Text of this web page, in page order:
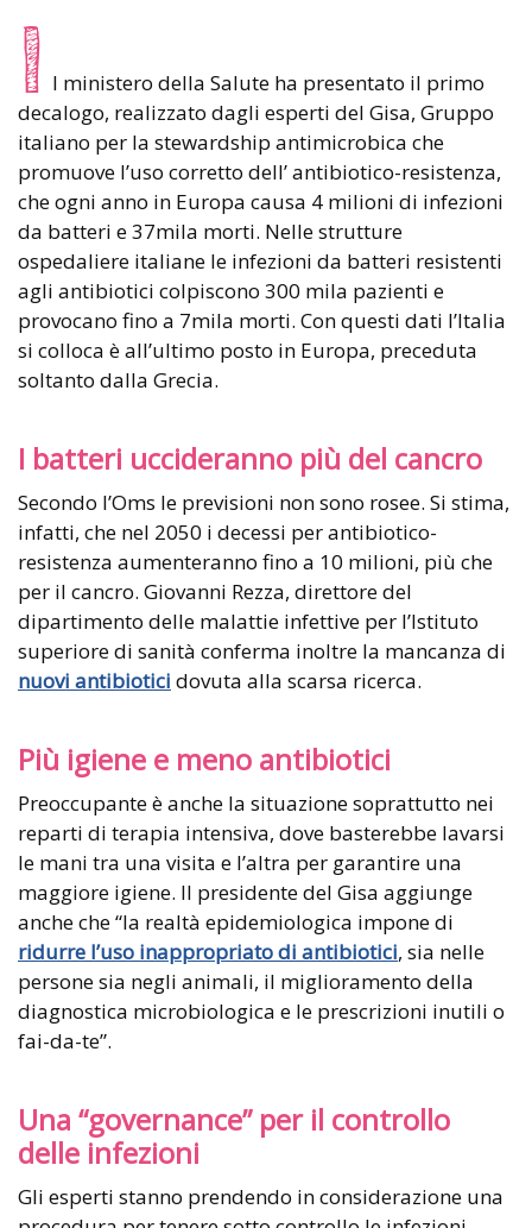
I l ministero della Salute ha presentato il primo
decalogo, realizzato dagli esperti del Gisa, Gruppo
italiano per la stewardship antimicrobica che
promuove l’uso corretto dell’ antibiotico-resistenza,
che ogni anno in Europa causa 4 milioni di infezioni
da batteri e 37mila morti. Nelle strutture
ospedaliere italiane le infezioni da batteri resistenti
agli antibiotici colpiscono 300 mila pazienti e
provocano fino a 7mila morti. Con questi dati l’Italia
si colloca è all’ultimo posto in Europa, preceduta
soltanto dalla Grecia.
I batteri uccideranno più del cancro
Secondo l’Oms le previsioni non sono rosee. Si stima,
infatti, che nel 2050 i decessi per antibiotico-
resistenza aumenteranno fino a 10 milioni, più che
per il cancro. Giovanni Rezza, direttore del
dipartimento delle malattie infettive per l’Istituto
superiore di sanità conferma inoltre la mancanza di
nuovi antibiotici dovuta alla scarsa ricerca.
Più igiene e meno antibiotici
Preoccupante è anche la situazione soprattutto nei
reparti di terapia intensiva, dove basterebbe lavarsi
le mani tra una visita e l’altra per garantire una
maggiore igiene. Il presidente del Gisa aggiunge
anche che “la realtà epidemiologica impone di
ridurre l’uso inappropriato di antibiotici, sia nelle
persone sia negli animali, il miglioramento della
diagnostica microbiologica e le prescrizioni inutili o
fai-da-te”.
Una “governance” per il controllo
delle infezioni
Gli esperti stanno prendendo in considerazione una